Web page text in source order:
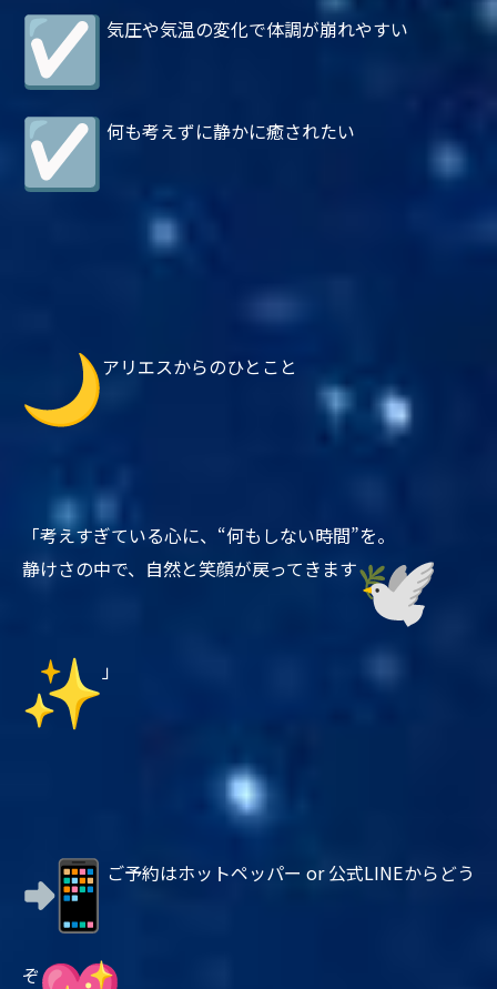
気圧や気温の変化で体調が崩れやすい
何も考えずに静かに癒されたい
アリエスからのひとこと
「考えすぎている心に、“何もしない時間”を。
静けさの中で、自然と笑顔が戻ってきます
」
ご予約はホットペッパー or 公式LINEからどう
ぞ